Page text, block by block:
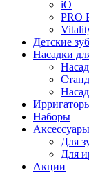
iO
PRO
Детские
Насадки
Наборы
Аксессуары
Для
Для
Акции